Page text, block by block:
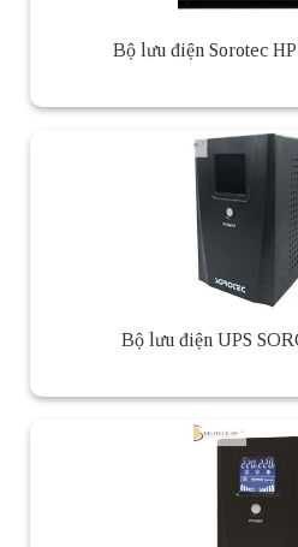
Bộ lưu điện Sorotec
Bộ lưu điện UPS